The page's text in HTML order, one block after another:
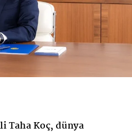
Taha Koç, dünya